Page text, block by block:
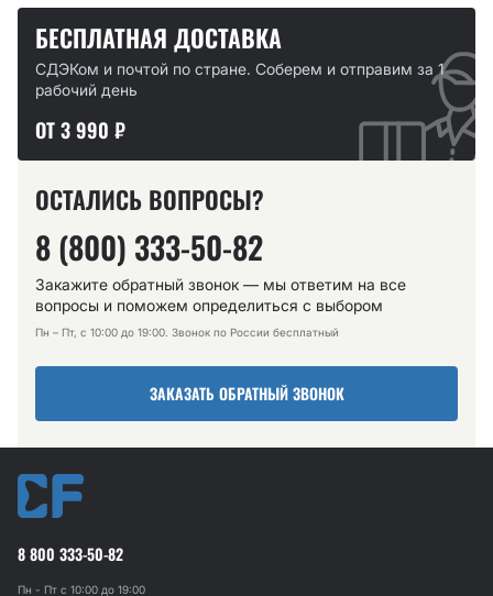
БЕСПЛАТНАЯ ДОСТАВКА
СДЭКом и почтой по стране. Соберем и отправим за 1
рабочий день
ОТ 3 990 ₽
ОСТАЛИСЬ ВОПРОСЫ?
8 (800) 333-50-82
Закажите обратный звонок — мы ответим на все
вопросы и поможем определиться с выбором
Пн – Пт, с 10:00 до 19:00. Звонок по России бесплатный
ЗАКАЗАТЬ ОБРАТНЫЙ ЗВОНОК
8 800 333-50-82
Пн - Пт с 10:00 до 19:00